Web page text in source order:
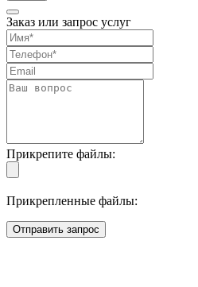
Заказ или запрос услуг
Прикрепите файлы:
Прикрепленные файлы:
Отправить запрос